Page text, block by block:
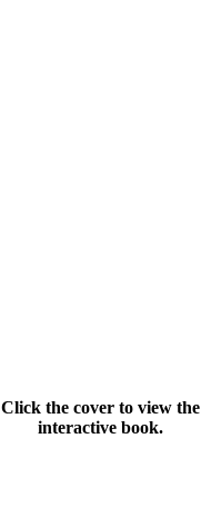
Click the cover to view the
interactive book.